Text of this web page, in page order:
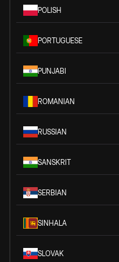
POLISH
PORTUGUESE
PUNJABI
ROMANIAN
RUSSIAN
SANSKRIT
SERBIAN
SINHALA
SLOVAK